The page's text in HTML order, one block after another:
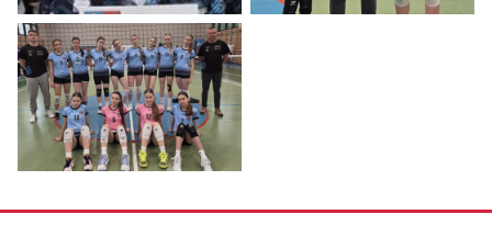
Pokaż
zdjęcie
1
z
galerii.